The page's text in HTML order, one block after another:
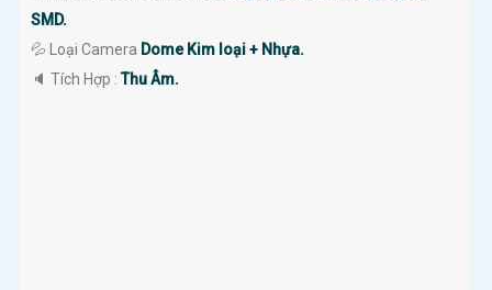
SMD.
💦 Loại Camera Dome Kim loại + Nhựa.
️🔈 Tích Hợp :Thu Âm.